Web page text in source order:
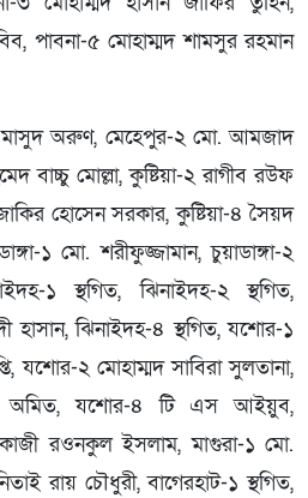
পাবনা-৫ মোহাম্মদ শামসুর রহমান
মাসুদ অরুণ, মেহেপুর-২ মো. আমজাদ
বাচ্চু মোল্লা, কুষ্টিয়া-২ রাগীব রউফ
হোসেন সরকার, কুষ্টিয়া-৪ সৈয়দ
১ মো. শরীফুজ্জামান, চুয়াডাঙ্গা-২
১ স্থগিত, ঝিনাইদহ-২ স্থগিত,
হাসান, ঝিনাইদহ-৪ স্থগিত, যশোর-১
যশোর-২ মোহাম্মদ সাবিরা সুলতানা,
অমিত, যশোর-৪ টি এস আইয়ুব,
রওনকুল ইসলাম, মাগুরা-১ মো.
রায় চৌধুরী, বাগেরহাট-১ স্থগিত,